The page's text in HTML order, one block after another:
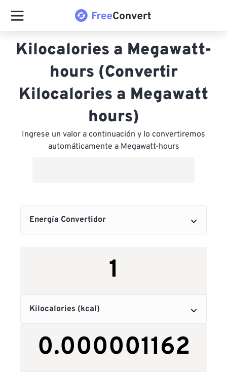
Kilocalories a Megawatt-
hours (Convertir
Kilocalories a Megawatt
hours)
Ingrese un valor a continuación y lo convertiremos
automáticamente a Megawatt-hours